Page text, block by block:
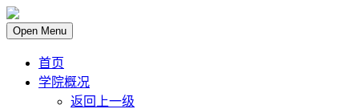
Open Menu
首页
学院概况
返回上一级